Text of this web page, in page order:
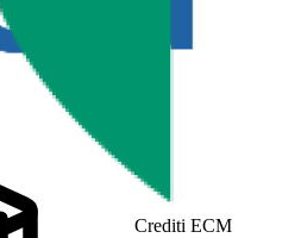
Crediti ECM